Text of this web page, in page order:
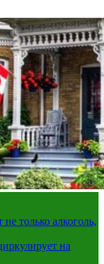
только алкоголь,
на